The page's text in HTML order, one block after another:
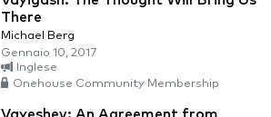
There
Michael Berg
Gennaio 10, 2017
Inglese
Onehouse Community Membership